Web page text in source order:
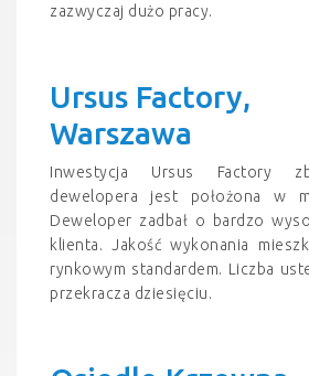
zazwyczaj dużo pracy.
Ursus Factory,
Warszawa
Inwestycja Ursus Factory
dewelopera jest położona w
Deweloper zadbał o bardzo
klienta. Jakość wykonania
rynkowym standardem. Liczba
przekracza dziesięciu.